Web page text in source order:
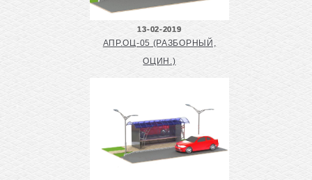
13-02-2019
АПР.ОЦ-05 (РАЗБОРНЫЙ,
ОЦИН.)